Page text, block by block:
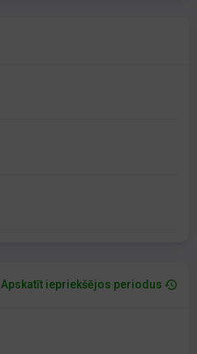
Apskatīt iepriekšējos periodus